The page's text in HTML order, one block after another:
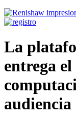
La
entrega
audiencia